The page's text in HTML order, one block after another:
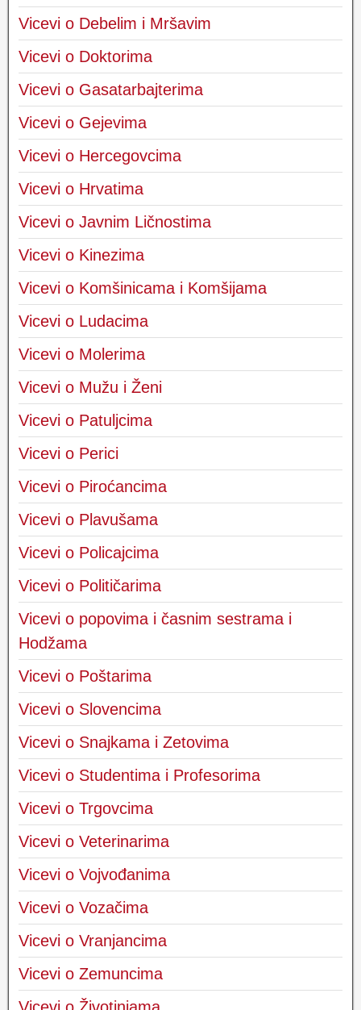
Vicevi o Debelim i Mršavim
Vicevi o Doktorima
Vicevi o Gasatarbajterima
Vicevi o Gejevima
Vicevi o Hercegovcima
Vicevi o Hrvatima
Vicevi o Javnim Ličnostima
Vicevi o Kinezima
Vicevi o Komšinicama i Komšijama
Vicevi o Ludacima
Vicevi o Molerima
Vicevi o Mužu i Ženi
Vicevi o Patuljcima
Vicevi o Perici
Vicevi o Piroćancima
Vicevi o Plavušama
Vicevi o Policajcima
Vicevi o Političarima
Vicevi o popovima i časnim sestrama i
Hodžama
Vicevi o Poštarima
Vicevi o Slovencima
Vicevi o Snajkama i Zetovima
Vicevi o Studentima i Profesorima
Vicevi o Trgovcima
Vicevi o Veterinarima
Vicevi o Vojvođanima
Vicevi o Vozačima
Vicevi o Vranjancima
Vicevi o Zemuncima